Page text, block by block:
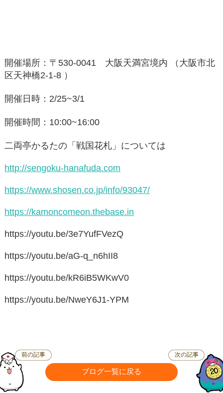
開催場所：〒530-0041 大阪天満宮境内 （大阪市北
区天神橋2-1-8 ）
開催日時：2/25~3/1
開催時間：10:00~16:00
二両亭かるたの「戦国花札」については
http://sengoku-hanafuda.com
https://www.shosen.co.jp/info/93047/
https://kamoncomeon.thebase.in
https://youtu.be/3e7YufFVezQ
https://youtu.be/aG-q_n6hII8
https://youtu.be/kR6iB5WKwV0
https://youtu.be/NweY6J1-YPM
前の記事
ブログ一覧に戻る
次の記事